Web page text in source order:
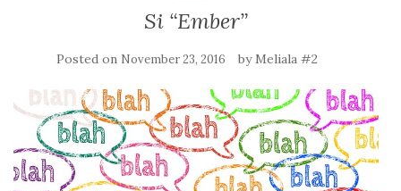
Si “Ember”
Posted on November 23, 2016 byMeliala #2